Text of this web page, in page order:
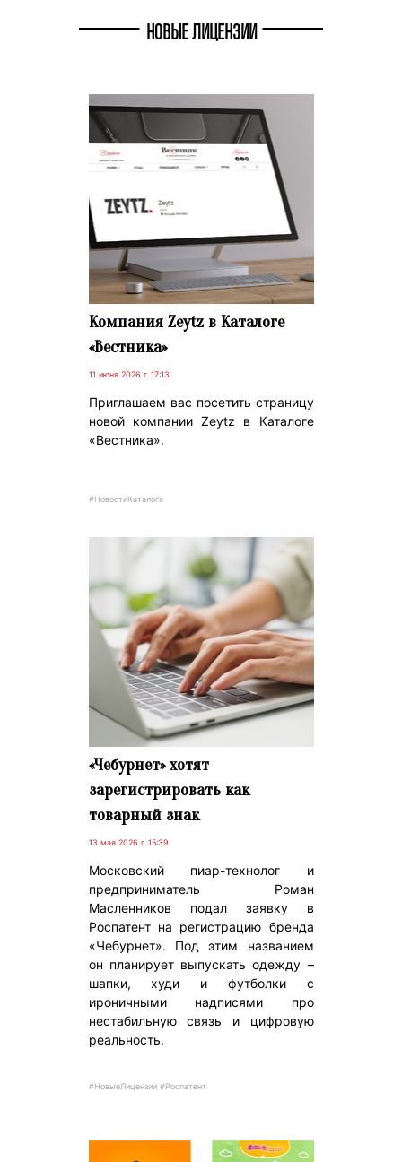
НОВЫЕ ЛИЦЕНЗИИ
Компания Zeytz в Каталоге
«Вестника»
11 июня 2026 г. 17:13
Приглашаем вас посетить страницу
новой компании Zeytz в Каталоге
«Вестника».
#НовостиКаталога
«Чебурнет» хотят
зарегистрировать как
товарный знак
13 мая 2026 г. 15:39
Московский пиар-технолог и
предприниматель Роман
Масленников подал заявку в
Роспатент на регистрацию бренда
«Чебурнет». Под этим названием
он планирует выпускать одежду –
шапки, худи и футболки с
ироничными надписями про
нестабильную связь и цифровую
реальность.
#НовыеЛицензии #Роспатент